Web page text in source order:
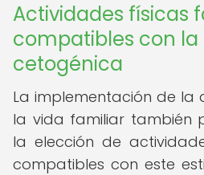
Actividades físicas
compatibles con la
cetogénica
La implementación de la
la vida familiar también
la elección de
compatibles con este